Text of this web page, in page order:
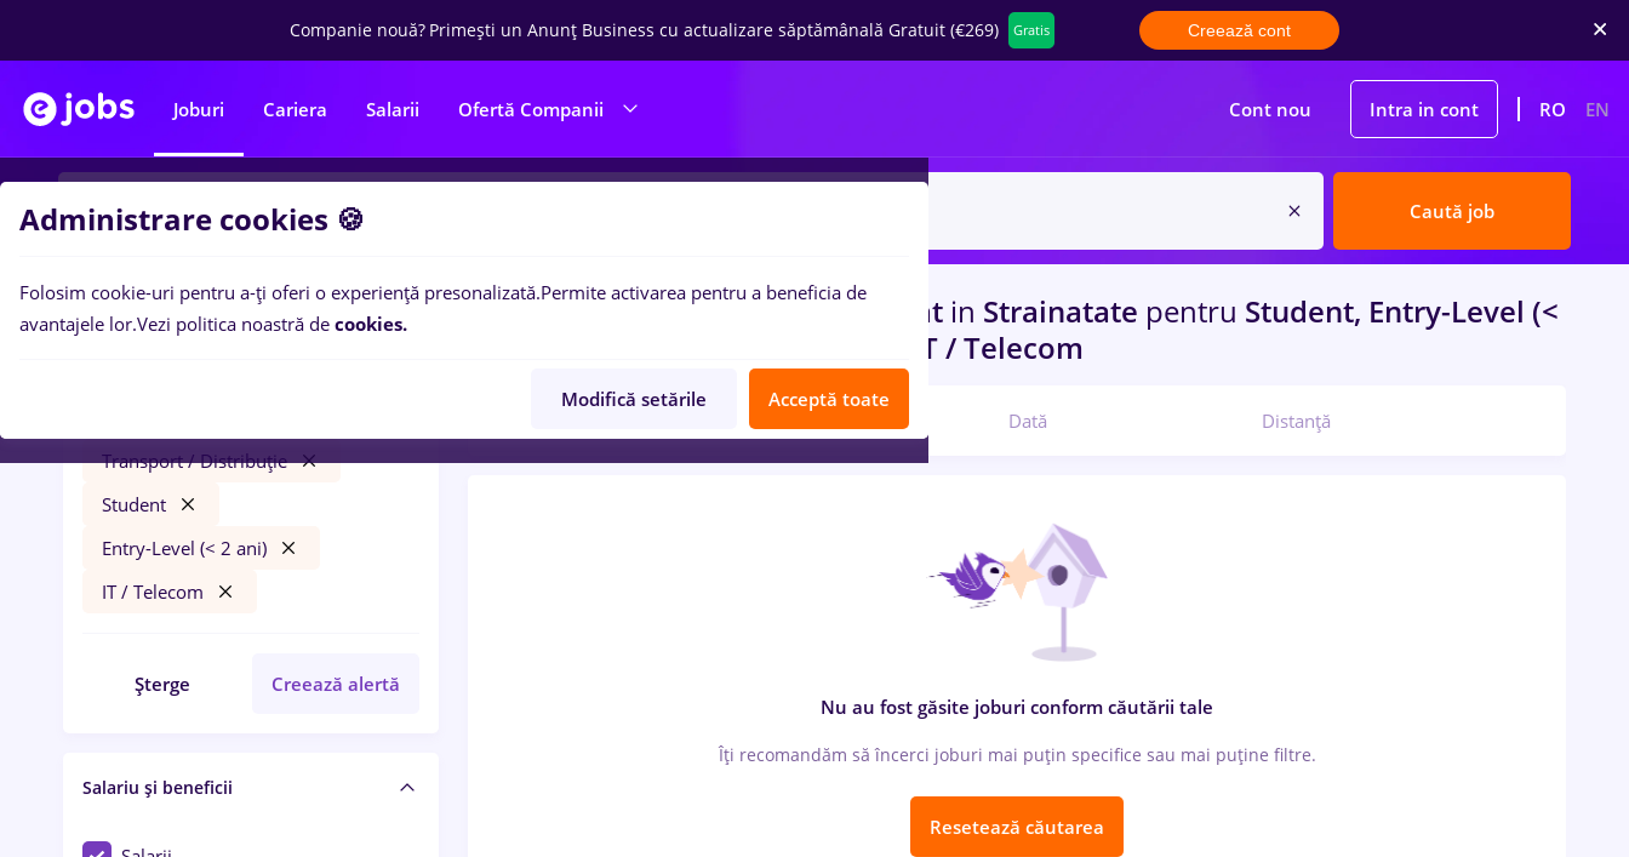
Companie nouă? Primești un Anunț Business cu actualizare săptămânală Gratuit (€269) Gratis Creează cont
Joburi Cariera Salarii Ofertă Companii Cont nou Intra in cont RO EN
Caută job
Filtre
Transport / Distribuție
Student
Entry-Level (< 2 ani)
IT / Telecom
Șterge Creează alertă
Salariu și beneficii
0locuri de muncacu salarii avocat in Strainatate pentru Student, Entry-Level (<
Transport / Distributie, IT / Telecom
Relevanță Dată Distanță
Nu au fost găsite joburi conform căutării tale
Îți recomandăm să încerci joburi mai puțin specifice sau mai puține filtre.
Resetează căutarea
Administrare cookies 🍪
Folosim cookie-uri pentru a-ți oferi o experiență presonalizată.Permite activarea pentru a beneficia de
avantajele lor.Vezi politica noastră de cookies.
Modifică setările Acceptă toate